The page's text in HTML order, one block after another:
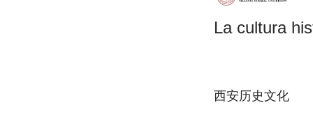
La cultura
西安历史文化